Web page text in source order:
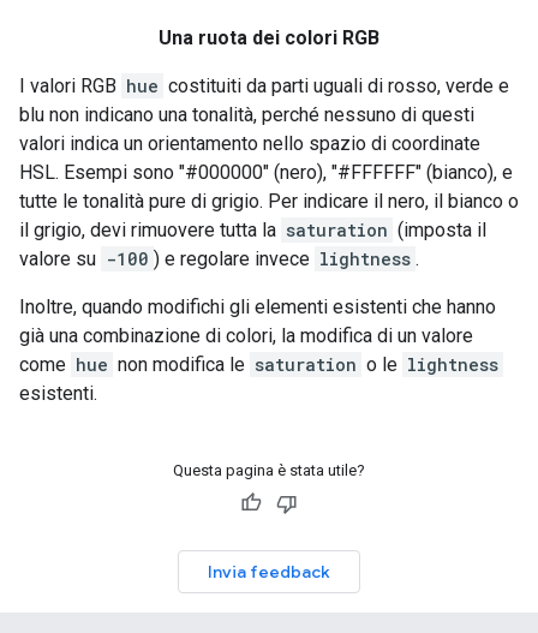
Una ruota dei colori RGB
I valori RGB hue costituiti da parti uguali di rosso, verde e
blu non indicano una tonalità, perché nessuno di questi
valori indica un orientamento nello spazio di coordinate
HSL. Esempi sono "#000000" (nero), "#FFFFFF" (bianco), e
tutte le tonalità pure di grigio. Per indicare il nero, il bianco o
il grigio, devi rimuovere tutta la saturation (imposta il
valore su -100 ) e regolare invece lightness .
Inoltre, quando modifichi gli elementi esistenti che hanno
già una combinazione di colori, la modifica di un valore
come hue non modifica le saturation o le lightness
esistenti.
Questa pagina è stata utile?
Invia feedback